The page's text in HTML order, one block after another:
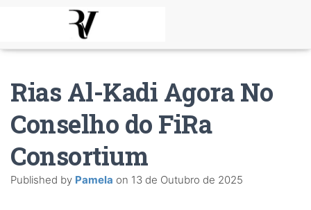
Rias Al-Kadi Agora No
Conselho do FiRa
Consortium
Published by Pamela on 13 de Outubro de 2025